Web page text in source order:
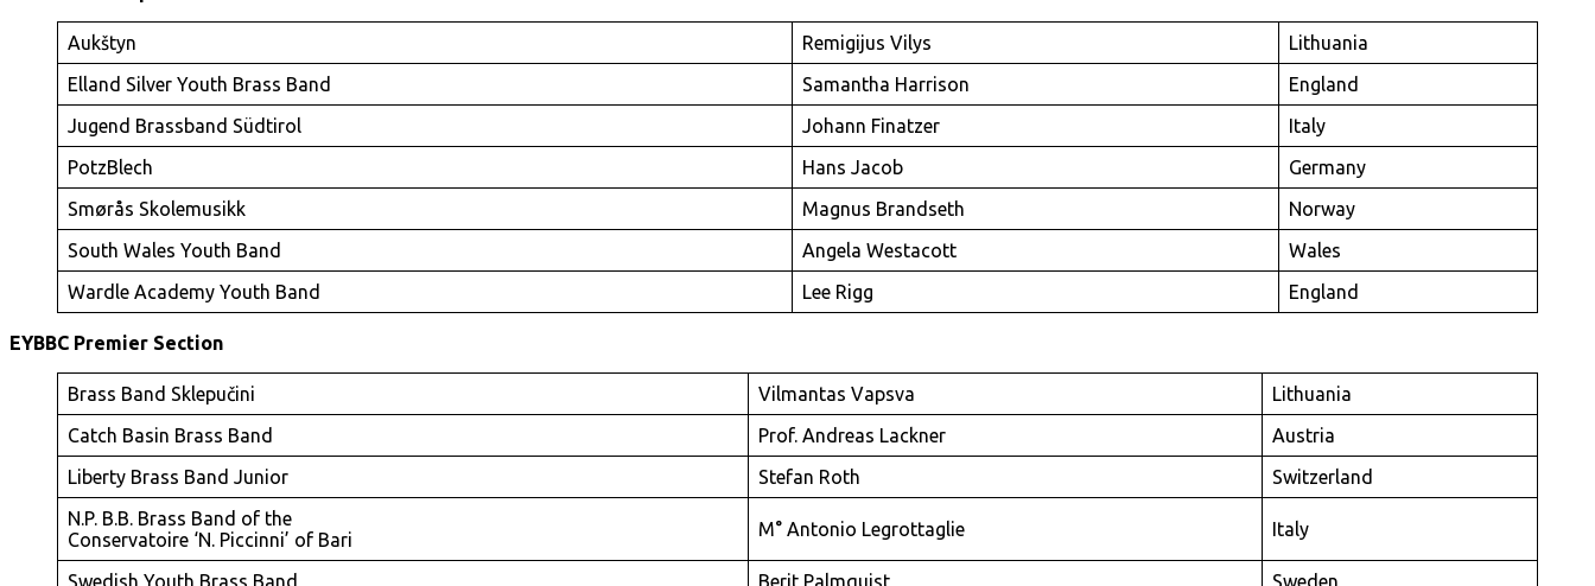
Aukštyn Remigijus Vilys
Lithuania
Elland Silver Youth Brass Band
Samantha Harrison
England
Jugend Brassband Südtirol
Johann Finatzer
Italy
PotzBlech
Hans Jacob
Germany
Smørås Skolemusikk
Magnus Brandseth
Norway
South Wales Youth Band
Angela Westacott
Wales
Wardle Academy Youth Band
Lee Rigg England
EYBBC Premier Section
Brass Band Sklepučini Vilmantas Vapsva
Lithuania
Catch Basin Brass Band
Prof. Andreas Lackner
Austria
Liberty Brass Band Junior
Stefan Roth
Switzerland
N.P. B.B. Brass Band of the
Conservatoire ‘N. Piccinni’ of Bari
M° Antonio Legrottaglie Italy
Swedish Youth Brass Band Berit Palmquist Sweden